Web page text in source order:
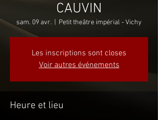
CAUVIN
sam. 09 avr. Petit theâtre impérial - Vichy
Les inscriptions sont closes
Voir autres événements
Heure et lieu